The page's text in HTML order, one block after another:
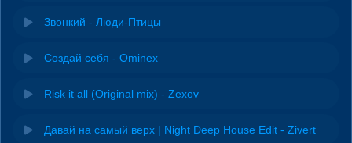
Звонкий - Люди-Птицы
Создай себя - Ominex
Risk it all (Original mix) - Zexov
Давай на самый верх | Night Deep House Edit - Zivert